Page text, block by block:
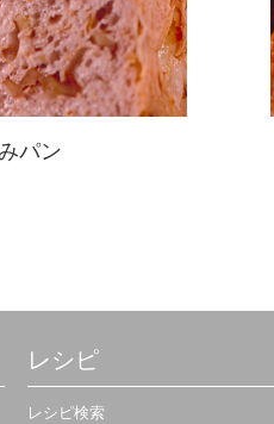
パン
レシピ
レシピ検索